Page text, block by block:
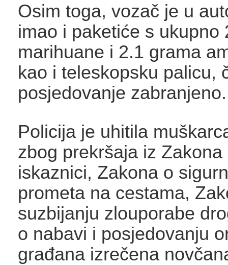
Osim toga, vozač je u
imao i paketiće s ukupno
marihuane i 2.1 grama
kao i teleskopsku palicu,
posjedovanje zabranjeno.
Policija je uhitila
zbog prekršaja iz
iskaznici, Zakona o
prometa na cestama,
suzbijanju zlouporabe
o nabavi i posjedovanju
građana izrečena